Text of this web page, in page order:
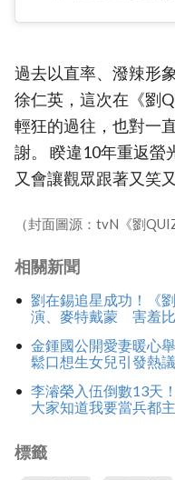
過去以直率、潑辣形
徐仁英，這次在《劉
輕狂的過往，也對一
謝。 睽違10年重返螢
又會讓觀眾跟著又笑又
（封面圖源：tvN《劉
相關新聞
劉在錫追星成功！《
演、麥特戴蒙 害羞
金鍾國公開愛妻暖心
鬆口想生女兒引發熱議
李濬榮入伍倒數13天
大家知道我要當兵都
標籤